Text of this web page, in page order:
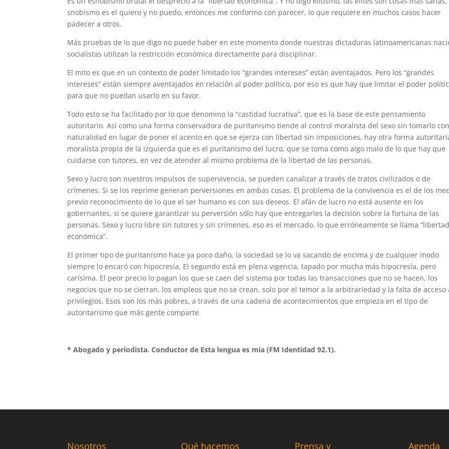
snobismo es el quiero y no puedo, entonces me conformo con parecer, lo que requiere en muchos casos hacer
padecer a otros.
Más pruebas de lo que digo no puede haber en este momento donde nuestras dictaduras latinoamericanas
socialistas utilizan la restricción económica directamente para disciplinar.
El mito es que en un contexto de poder limitado los “grandes intereses” están aventajados. Pero los “grandes
intereses” están siempre aventajados en relación al poder político, por eso es que hay que limitar el poder
para que no puedan usarlo en su favor.
Todo esto se ha facilitado por lo que denomino la “castidad lucrativa”, que es la base de este pensamiento
autoritario. Así como una forma conservadora de puritanismo tiende al control moralista del sexo sin tomarlo con
naturalidad en lugar de poner el acento en que se ejerza con libertad sin imposiciones, hay otra forma
moralista propia de la izquierda que es el puritanismo del lucro, que se toma como algo malo de lo que hay que
cuidarse con tutores, en vez de atender al mismo problema de la libertad de las personas.
Sexo y lucro son nuestros impulsos de supervivencia, se pueden canalizar a través de tratos civilizados o de
crímenes. Si se los reprime generan perversiones en ambas cosas. El problema de la convivencia es el de los
previo reconocimiento de lo que el ser humano es con sus deseos. El afán de lucro no está ausente en los
gobernantes, si se quiere garantizar su perversión sólo hay que entregarles la decisión sobre la fortuna de las
personas. Sexo y lucro libre sin tutores y sin crímenes, eso es el mercado, lo que erróneamente se llama “libertad
económica”.
El primer tipo de puritanismo hace ya poco daño, la sociedad se lo va sacando de encima y de cualquier modo
siempre lo encaró con hipocresía. El segundo está en plena vigencia, tapado por mucha más hipocresía, pero
carísima. El peor precio lo pagan los que se caen del sistema por todas las transacciones que no se hacen, los
negocios que no se cierran, los empleos que no se crean, solo por el temor a la arbitrariedad y la falta de acceso
privilegios. Esos son los más pobres, a través de una cadena de acontecimientos que empieza en el tipo de
autoritarismo que más gente comparte.
* Abogado y periodista. Conductor de Esta lengua es mía (FM Identidad 92.1).
Nosotros Qué hacemos Prensa y Agenda